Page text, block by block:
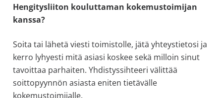
Hengitysliiton kouluttaman kokemustoimijan
kanssa?
Soita tai lähetä viesti toimistolle, jätä yhteystietosi ja
kerro lyhyesti mitä asiasi koskee sekä milloin sinut
tavoittaa parhaiten. Yhdistyssihteeri välittää
soittopyynnön asiasta eniten tietävälle
kokemustoimijalle.